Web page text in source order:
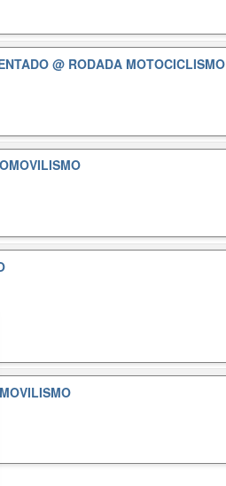
@ RODADA MOTOCICLISMO